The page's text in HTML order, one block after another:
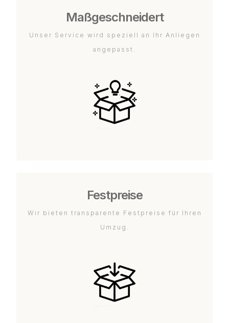
Maßgeschneidert
Unser Service wird speziell an Ihr Anliegen
angepasst.
Festpreise
Wir bieten transparente Festpreise für Ihren
Umzug.